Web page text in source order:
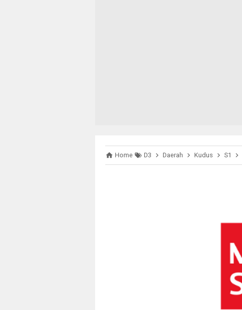
Home D3 Daerah Kudus S1